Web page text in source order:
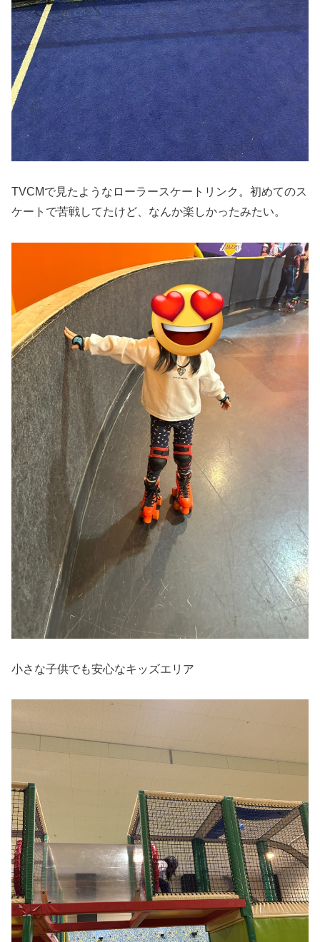
TVCMで見たようなローラースケートリンク。初めてのス
ケートで苦戦してたけど、なんか楽しかったみたい。
小さな子供でも安心なキッズエリア